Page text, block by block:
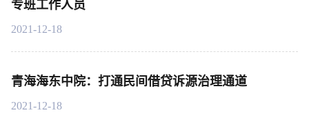
专班工作人员
2021-12-18
青海海东中院：打通民间借贷诉源治理通道
2021-12-18